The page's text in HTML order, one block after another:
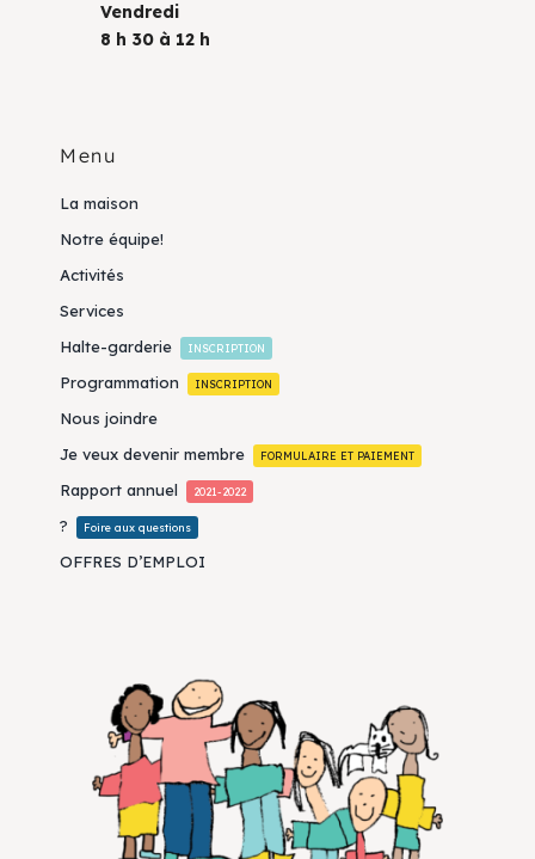
Vendredi
8 h 30 à 12 h
Menu
La maison
Notre équipe!
Activités
Services
Halte-garderie
INSCRIPTION
Programmation INSCRIPTION
Nous joindre
Je veux devenir membre
FORMULAIRE ET PAIEMENT
Rapport annuel 2021-2022
? Foire aux questions
OFFRES D’EMPLOI